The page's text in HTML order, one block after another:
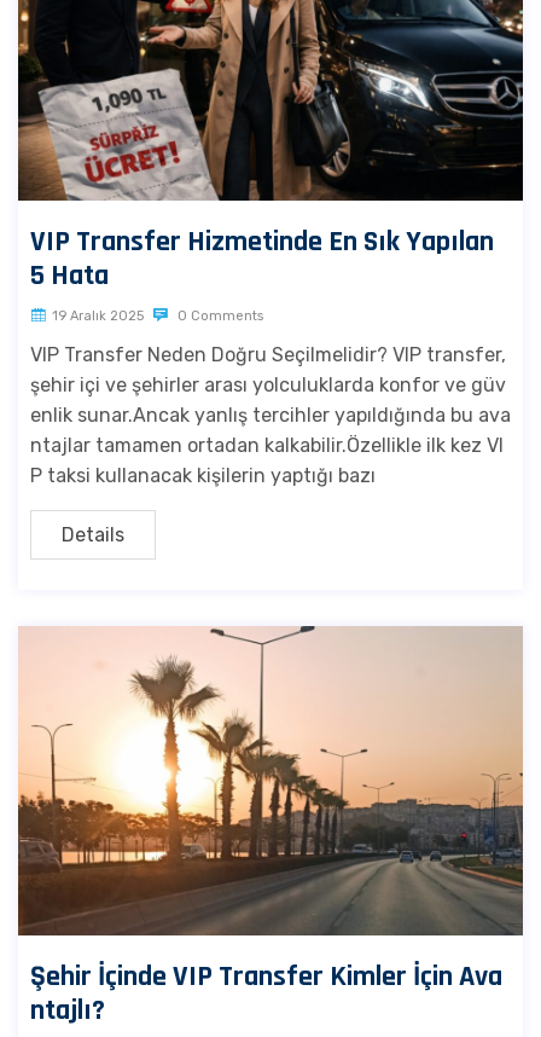
VIP Transfer Hizmetinde En Sık Yapılan
5 Hata
19 Aralık 2025 0 Comments
VIP Transfer Neden Doğru Seçilmelidir? VIP transfer,
şehir içi ve şehirler arası yolculuklarda konfor ve güv
enlik sunar.Ancak yanlış tercihler yapıldığında bu ava
ntajlar tamamen ortadan kalkabilir.Özellikle ilk kez VI
P taksi kullanacak kişilerin yaptığı bazı
Details
Şehir İçinde VIP Transfer Kimler İçin Ava
ntajlı?